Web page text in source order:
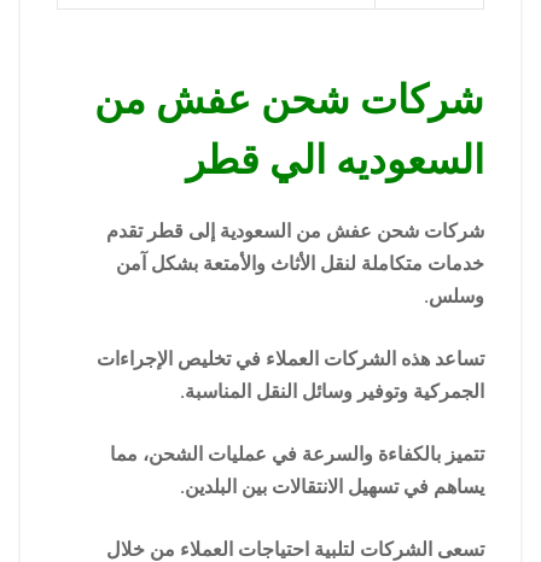
شركات شحن عفش من
السعوديه الي قطر
شركات شحن عفش من السعودية إلى قطر تقدم
خدمات متكاملة لنقل الأثاث والأمتعة بشكل آمن
وسلس.
تساعد هذه الشركات العملاء في تخليص الإجراءات
الجمركية وتوفير وسائل النقل المناسبة.
تتميز بالكفاءة والسرعة في عمليات الشحن، مما
يساهم في تسهيل الانتقالات بين البلدين.
تسعى الشركات لتلبية احتياجات العملاء من خلال